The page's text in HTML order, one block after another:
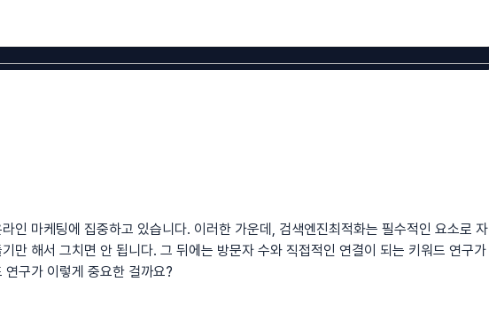
인 마케팅에 집중하고 있습니다. 이러한 가운데, 검색엔진최적화는 필수적인 요소로 자
만 해서 그치면 안 됩니다. 그 뒤에는 방문자 수와 직접적인 연결이 되는 키워드 연구가
구가 이렇게 중요한 걸까요?